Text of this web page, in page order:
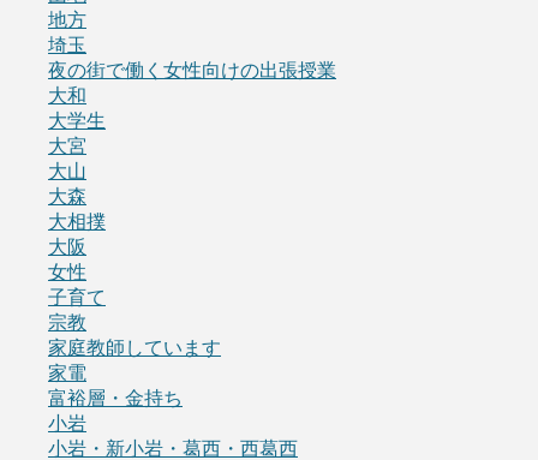
地方
埼玉
夜の街で働く女性向けの出張授業
大和
大学生
大宮
大山
大森
大相撲
大阪
女性
子育て
宗教
家庭教師しています
家電
富裕層・金持ち
小岩
小岩・新小岩・葛西・西葛西